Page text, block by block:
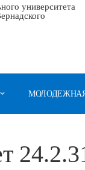
университета